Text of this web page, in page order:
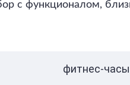
с функционалом,
фитнес-